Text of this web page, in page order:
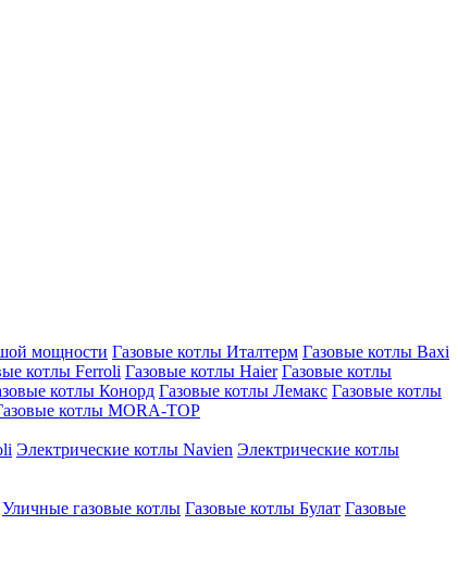
мощности Газовые котлы Италтерм Газовые котлы Baxi
котлы Ferroli Газовые котлы Haier Газовые котлы
котлы Конорд Газовые котлы Лемакс Газовые котлы
котлы MORA-TOP
Электрические котлы Navien Электрические котлы
Уличные газовые котлы Газовые котлы Булат Газовые